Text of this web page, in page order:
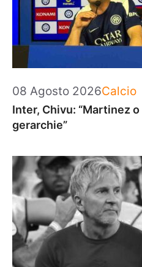
08 Agosto 2026Calcio
Inter, Chivu: “Martinez
gerarchie”